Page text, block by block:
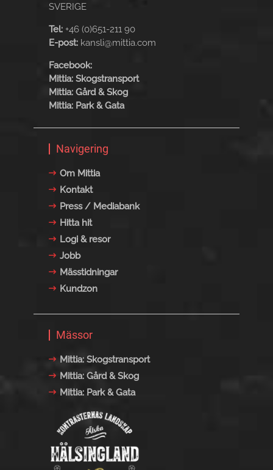
SVERIGE
Tel: +46 (0)651-211 90
E-post: kansli@mittia.com
Facebook:
Mittia: Skogstransport
Mittia: Gård & Skog
Mittia: Park & Gata
Navigering
Om Mittia
Kontakt
Press / Mediabank
Hitta hit
Logi & resor
Jobb
Mässtidningar
Kundzon
Mässor
Mittia: Skogstransport
Mittia: Gård & Skog
Mittia: Park & Gata